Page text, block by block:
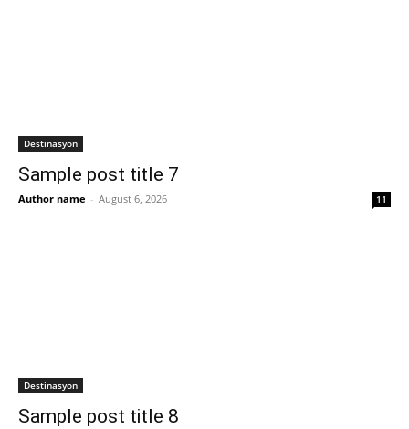
Destinasyon
Sample post title 7
Author name - August 6, 2026 11
Destinasyon
Sample post title 8